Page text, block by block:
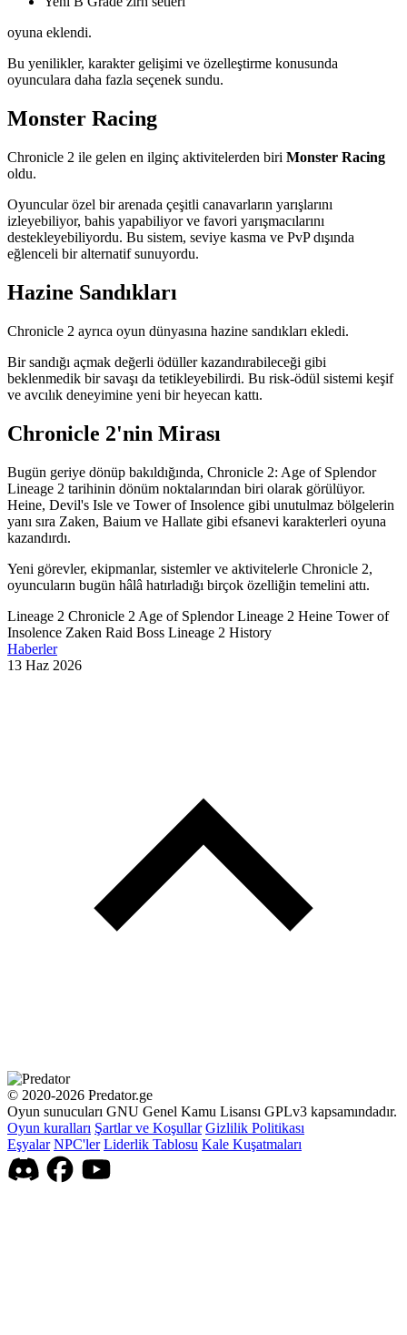
oyuna eklendi.
Bu yenilikler, karakter gelişimi ve özelleştirme konusunda
oyunculara daha fazla seçenek sundu.
Monster Racing
Chronicle 2 ile gelen en ilginç aktivitelerden biri Monster Racing
oldu.
Oyuncular özel bir arenada çeşitli canavarların yarışlarını
izleyebiliyor, bahis yapabiliyor ve favori yarışmacılarını
destekleyebiliyordu. Bu sistem, seviye kasma ve PvP dışında
eğlenceli bir alternatif sunuyordu.
Hazine Sandıkları
Chronicle 2 ayrıca oyun dünyasına hazine sandıkları ekledi.
Bir sandığı açmak değerli ödüller kazandırabileceği gibi
beklenmedik bir savaşı da tetikleyebilirdi. Bu risk-ödül sistemi keşif
ve avcılık deneyimine yeni bir heyecan kattı.
Chronicle 2'nin Mirası
Bugün geriye dönüp bakıldığında, Chronicle 2: Age of Splendor
Lineage 2 tarihinin dönüm noktalarından biri olarak görülüyor.
Heine, Devil's Isle ve Tower of Insolence gibi unutulmaz bölgelerin
yanı sıra Zaken, Baium ve Hallate gibi efsanevi karakterleri oyuna
kazandırdı.
Yeni görevler, ekipmanlar, sistemler ve aktivitelerle Chronicle 2,
oyuncuların bugün hâlâ hatırladığı birçok özelliğin temelini attı.
Lineage 2 Chronicle 2 Age of SplendorLineage 2 Heine Tower of
Insolence Zaken Raid Boss Lineage 2 History
Haberler
13 Haz 2026
© 2020-2026 Predator.ge
Oyun sunucuları GNU Genel Kamu Lisansı GPLv3 kapsamındadır.
Oyun kuralları Şartlar ve Koşullar Gizlilik Politikası
Eşyalar NPC'ler Liderlik Tablosu Kale Kuşatmaları